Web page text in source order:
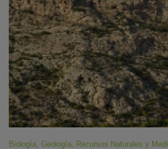
Biología Geología Recursos Naturales y